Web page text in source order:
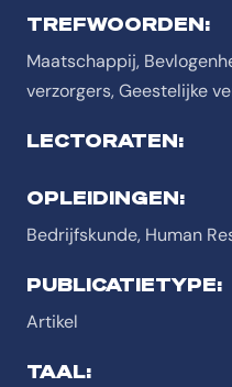
TREFWOORDEN:
Maatschappij,
verzorgers, Geestelijke
LECTORATEN:
OPLEIDINGEN:
Bedrijfskunde, Human
PUBLICATIETYPE:
Artikel
TAAL: